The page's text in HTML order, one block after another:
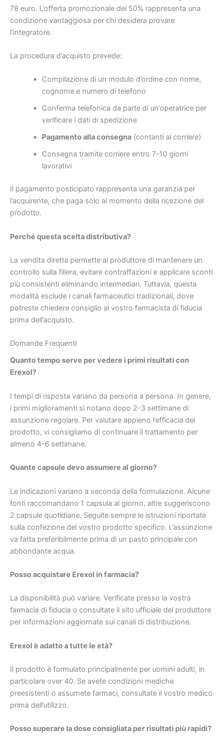
78 euro. L’offerta promozionale del 50% rappresenta una
condizione vantaggiosa per chi desidera provare
l’integratore.
La procedura d’acquisto prevede:
Compilazione di un modulo d’ordine con nome,
cognome e numero di telefono
Conferma telefonica da parte di un’operatrice per
verificare i dati di spedizione
Pagamento alla consegna(contanti al corriere)
Consegna tramite corriere entro 7-10 giorni
lavorativi
Il pagamento posticipato rappresenta una garanzia per
l’acquirente, che paga solo al momento della ricezione del
prodotto.
Perché questa scelta distributiva?
La vendita diretta permette al produttore di mantenere un
controllo sulla filiera, evitare contraffazioni e applicare sconti
più consistenti eliminando intermediari. Tuttavia, questa
modalità esclude i canali farmaceutici tradizionali, dove
potreste chiedere consiglio al vostro farmacista di fiducia
prima dell’acquisto.
Domande Frequenti
Quanto tempo serve per vedere i primi risultati con
Erexol?
I tempi di risposta variano da persona a persona. In genere,
i primi miglioramenti si notano dopo 2-3 settimane di
assunzione regolare. Per valutare appieno l’efficacia del
prodotto, vi consigliamo di continuare il trattamento per
almeno 4-6 settimane.
Quante capsule devo assumere al giorno?
Le indicazioni variano a seconda della formulazione. Alcune
fonti raccomandano 1 capsula al giorno, altre suggeriscono
2 capsule quotidiane. Seguite sempre le istruzioni riportate
sulla confezione del vostro prodotto specifico. L’assunzione
va fatta preferibilmente prima di un pasto principale con
abbondante acqua.
Posso acquistare Erexol in farmacia?
La disponibilità può variare. Verificate presso la vostra
farmacia di fiducia o consultate il sito ufficiale del produttore
per informazioni aggiornate sui canali di distribuzione.
Erexol è adatto a tutte le età?
Il prodotto è formulato principalmente per uomini adulti, in
particolare over 40. Se avete condizioni mediche
preesistenti o assumete farmaci, consultate il vostro medico
prima dell’utilizzo.
Posso superare la dose consigliata per risultati più rapidi?